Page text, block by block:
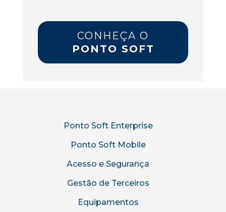
CONHEÇA O
PONTO SOFT
Ponto Soft Enterprise
Ponto Soft Mobile
Acesso e Segurança
Gestão de Terceiros
Equipamentos